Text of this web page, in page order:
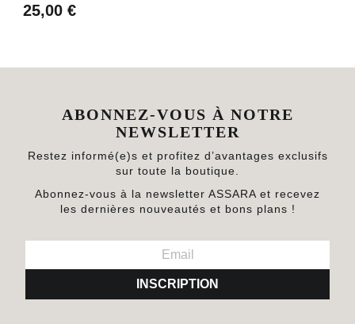
25,00 €
ABONNEZ-VOUS À NOTRE
NEWSLETTER
Restez informé(e)s et profitez d’avantages exclusifs
sur toute la boutique.
Abonnez-vous à la newsletter ASSARA et recevez
les dernières nouveautés et bons plans !
INSCRIPTION